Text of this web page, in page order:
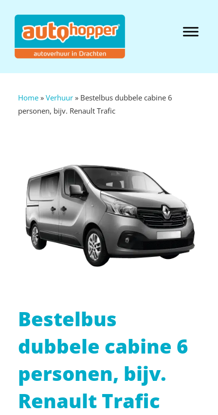
de
hoofd
inhoud
Autohopper
Hofstee
Home »Verhuur » Bestelbus dubbele cabine 6
personen, bijv. Renault Trafic
Bestelbus
dubbele cabine 6
personen, bijv.
Renault Trafic